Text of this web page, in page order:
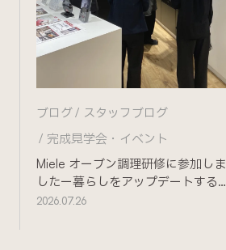
Miele オーブン調理研修に参加しま
したー暮らしをアップデートする
ためにー
ブログ
スタッフブログ
完成見学会・イベント
2026.07.26